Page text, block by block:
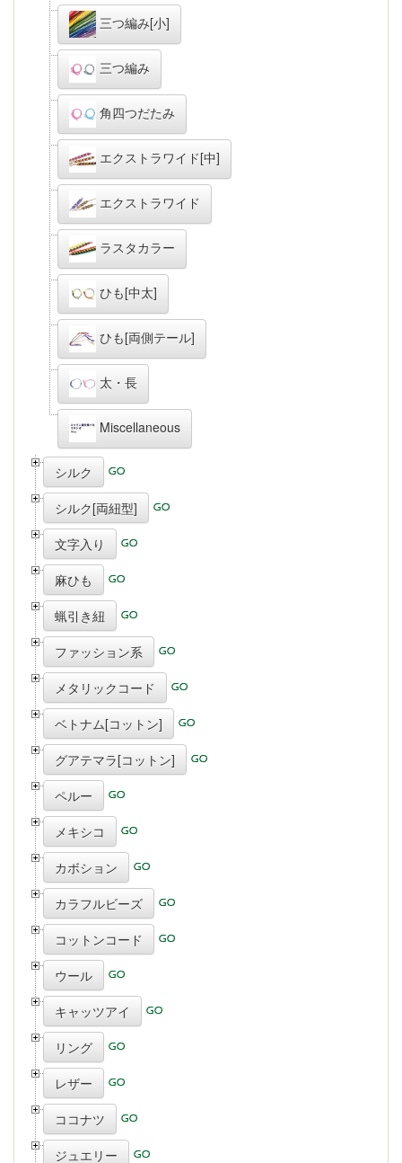
三つ編み[小]
三つ編み
角四つだたみ
エクストラワイド[中]
エクストラワイド
ラスタカラー
ひも[中太]
ひも[両側テール]
太・長
Miscellaneous
シルク
シルク[両紐型]
文字入り
麻ひも
蝋引き紐
ファッション系
メタリックコード
ベトナム[コットン]
グアテマラ[コットン]
ペルー
メキシコ
カボション
カラフルビーズ
コットンコード
ウール
キャッツアイ
リング
レザー
ココナツ
ジュエリー